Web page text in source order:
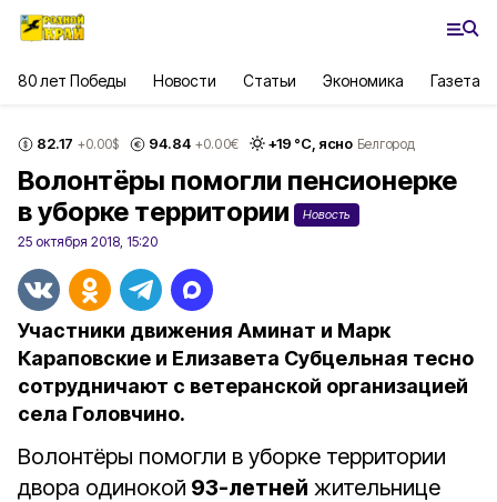
80 лет Победы Новости Статьи Экономика Газета
82.17 +0.00$ 94.84 +0.00€ +19 °С, ясно Белгород
Волонтёры помогли пенсионерке
в уборке территории
Новость
25 октября 2018, 15:20
Участники движения Аминат и Марк
Караповские и Елизавета Субцельная тесно
сотрудничают с ветеранской организацией
села Головчино.
Волонтёры помогли в уборке территории
двора одинокой 93-летней жительнице